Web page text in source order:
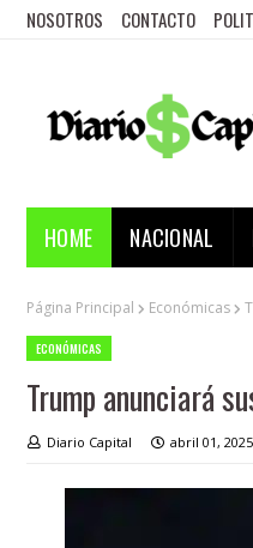
NOSOTROS CONTACTO
HOME NACIONAL
Página Principal Económicas
ECONÓMICAS
Trump anunciará
Diario Capital abril 01, 2025